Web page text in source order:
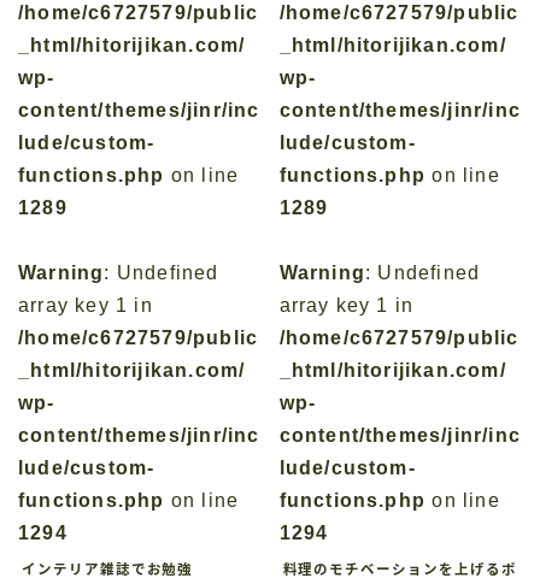
/home/c6727579/public
_html/hitorijikan.com/
wp-
content/themes/jinr/inc
lude/custom-
functions.php on line
1289
Warning: Undefined
array key 1 in
/home/c6727579/public
_html/hitorijikan.com/
wp-
content/themes/jinr/inc
lude/custom-
functions.php on line
1294
インテリア雑誌でお勉強
/home/c6727579/public
_html/hitorijikan.com/
wp-
content/themes/jinr/inc
lude/custom-
functions.php on line
1289
Warning: Undefined
array key 1 in
/home/c6727579/public
_html/hitorijikan.com/
wp-
content/themes/jinr/inc
lude/custom-
functions.php on line
1294
料理のモチベーションを上げるポ